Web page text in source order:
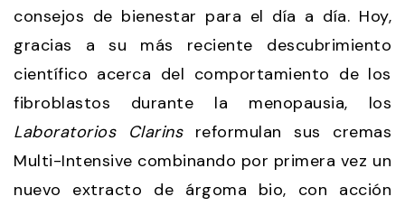
consejos de bienestar para el día a día. Hoy,
gracias a su más reciente descubrimiento
científico acerca del comportamiento de los
fibroblastos durante la menopausia, los
Laboratorios Clarinsreformulan sus cremas
Multi-Intensive combinando por primera vez un
nuevo extracto de árgoma bio, con acción